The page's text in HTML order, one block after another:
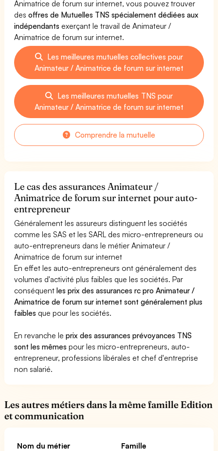
Animatrice de forum sur internet, vous pouvez trouver
desoffres de Mutuelles TNS spécialement dédiées aux
indépendants exerçant le travail de Animateur /
Animatrice de forum sur internet.
Les meilleures mutuelles collectives pour
Animateur / Animatrice de forum sur internet
Les meilleures mutuelles TNS pour
Animateur / Animatrice de forum sur internet
Comprendre la mutuelle
Le cas des assurances Animateur /
Animatrice de forum sur internet pour auto-
entrepreneur
Généralement les assureurs distinguent les sociétés
comme les SAS et les SARL des micro-entrepreneurs ou
auto-entrepreneurs dans le métier Animateur /
Animatrice de forum sur internet
En effet les auto-entrepreneurs ont généralement des
volumes d'activité plus faibles que les sociétés. Par
conséquentles prix des assurances rc pro Animateur /
Animatrice de forum sur internet sont généralement plus
faibles que pour les sociétés.
En revanche leprix des assurances prévoyances TNS
sont les mêmes pour les micro-entrepreneurs, auto-
entrepreneur, professions libérales et chef d'entreprise
non salarié.
Les autres métiers dans la même famille Edition
et communication
Nom du métier
Famille